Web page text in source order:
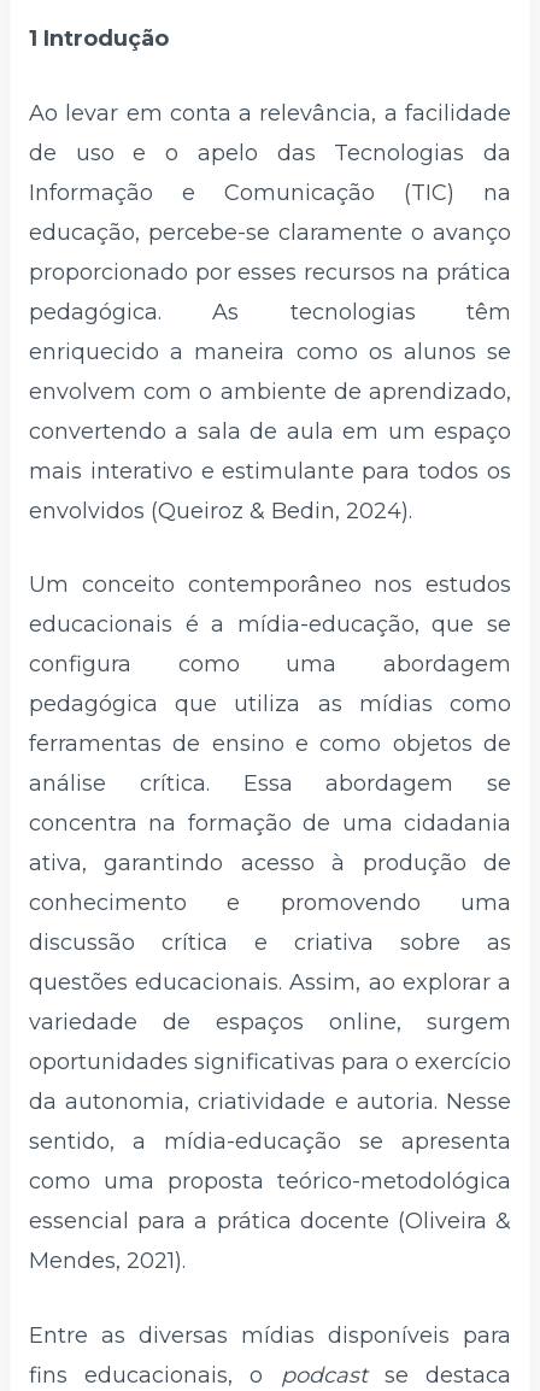
1 Introdução
Ao levar em conta a relevância, a facilidade
de uso e o apelo das Tecnologias da
Informação e Comunicação (TIC) na
educação, percebe-se claramente o avanço
proporcionado por esses recursos na prática
pedagógica. As tecnologias têm
enriquecido a maneira como os alunos se
envolvem com o ambiente de aprendizado,
convertendo a sala de aula em um espaço
mais interativo e estimulante para todos os
envolvidos (Queiroz & Bedin, 2024).
Um conceito contemporâneo nos estudos
educacionais é a mídia-educação, que se
configura como uma abordagem
pedagógica que utiliza as mídias como
ferramentas de ensino e como objetos de
análise crítica. Essa abordagem se
concentra na formação de uma cidadania
ativa, garantindo acesso à produção de
conhecimento e promovendo uma
discussão crítica e criativa sobre as
questões educacionais. Assim, ao explorar a
variedade de espaços online, surgem
oportunidades significativas para o exercício
da autonomia, criatividade e autoria. Nesse
sentido, a mídia-educação se apresenta
como uma proposta teórico-metodológica
essencial para a prática docente (Oliveira &
Mendes, 2021).
Entre as diversas mídias disponíveis para
fins educacionais, o
podcast se destaca